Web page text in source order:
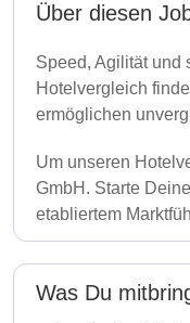
Über diesen
Speed, Agilität und
Hotelvergleich
ermöglichen
Um unseren
GmbH. Starte
etabliertem
Was Du